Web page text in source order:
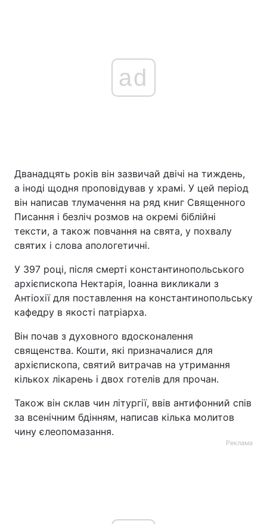
ad
Дванадцять років він зазвичай двічі на тиждень,
а іноді щодня проповідував у храмі. У цей період
він написав тлумачення на ряд книг Священного
Писання і безліч розмов на окремі біблійні
тексти, а також повчання на свята, у похвалу
святих і слова апологетичні.
У 397 році, після смерті константинопольського
архієпископа Нектарія, Іоанна викликали з
Антіохії для поставлення на константинопольську
кафедру в якості патріарха.
Він почав з духовного вдосконалення
священства. Кошти, які призначалися для
архієпископа, святий витрачав на утримання
кількох лікарень і двох готелів для прочан.
Також він склав чин літургії, ввів антифонний спів
за всенічним бдінням, написав кілька молитов
чину єлеопомазання.
Реклама